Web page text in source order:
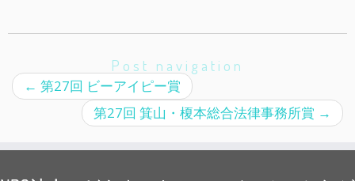
Post navigation
← 第27回 ビーアイピー賞
第27回 箕山・榎本総合法律事務所賞 →